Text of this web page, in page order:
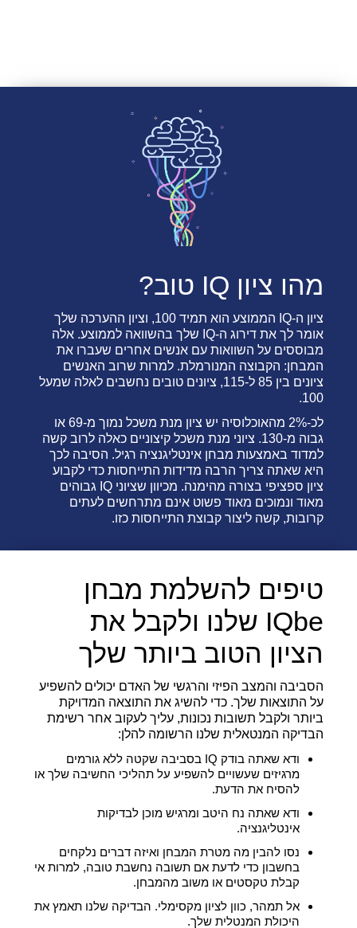
מהו ציון IQ טוב?
ציון ה-IQ הממוצע הוא תמיד 100, וציון ההערכה שלך
אומר לך את דירוג ה-IQ שלך בהשוואה לממוצע. אלה
מבוססים על השוואות עם אנשים אחרים שעברו את
המבחן: הקבוצה המנורמלת. למרות שרוב האנשים
ציונים בין 85 ל-115, ציונים טובים נחשבים לאלה שמעל
100.
לכ-2% מהאוכלוסיה יש ציון מנת משכל נמוך מ-69 או
גבוה מ-130. ציוני מנת משכל קיצוניים כאלה לרוב קשה
למדוד באמצעות מבחן אינטליגנציה רגיל. הסיבה לכך
היא שאתה צריך הרבה מדידות התייחסות כדי לקבוע
ציון ספציפי בצורה מהימנה. מכיוון שציוני IQ גבוהים
מאוד ונמוכים מאוד פשוט אינם מתרחשים לעתים
קרובות, קשה ליצור קבוצת התייחסות כזו.
טיפים להשלמת מבחן
IQbe שלנו ולקבל את
הציון הטוב ביותר שלך
הסביבה והמצב הפיזי והרגשי של האדם יכולים להשפיע
על התוצאות שלך. כדי להשיג את התוצאה המדויקת
ביותר ולקבל תשובות נכונות, עליך לעקוב אחר רשימת
הבדיקה המנטאלית שלנו הרשומה להלן:
ודא שאתה בודק IQ בסביבה שקטה ללא גורמים
מרגיזים שעשויים להשפיע על תהליכי החשיבה שלך או
להסיח את הדעת.
ודא שאתה נח היטב ומרגיש מוכן לבדיקות
אינטליגנציה.
נסו להבין מה מטרת המבחן ואיזה דברים נלקחים
בחשבון כדי לדעת אם תשובה נחשבת טובה, למרות אי
קבלת טקסטים או משוב מהמבחן.
אל תמהר, כוון לציון מקסימלי. הבדיקה שלנו תאמץ את
היכולת המנטלית שלך.